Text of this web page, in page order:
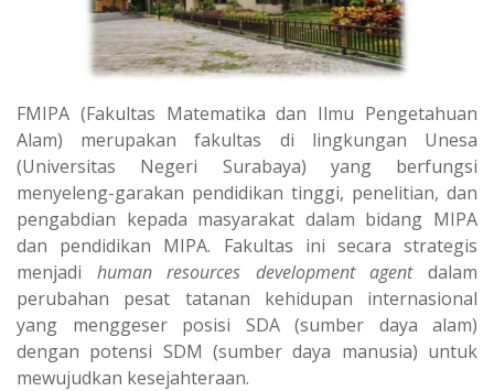
a
FMIPA (Fakultas Matematika dan Ilmu Pengetahuan
Alam) merupakan fakultas di lingkungan Unesa
(Universitas Negeri Surabaya) yang berfungsi
menyeleng-garakan pendidikan tinggi, penelitian, dan
pengabdian kepada masyarakat dalam bidang MIPA
dan pendidikan MIPA. Fakultas ini secara strategis
menjadi human resources development agentdalam
perubahan pesat tatanan kehidupan internasional
yang menggeser posisi SDA (sumber daya alam)
dengan potensi SDM (sumber daya manusia) untuk
mewujudkan kesejahteraan.